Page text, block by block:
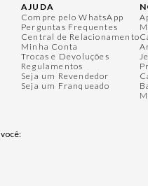
AJUDA
Compre pelo WhatsApp
Perguntas Frequentes
Central de Relacionamento
Minha Conta
Trocas e Devoluções
Regulamentos
Seja um Revendedor
Seja um Franqueado